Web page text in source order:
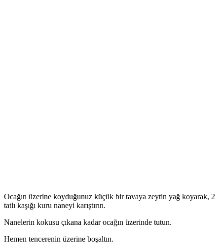
Ocağın üzerine koyduğunuz küçük bir tavaya zeytin yağ koyarak, 2
tatlı kaşığı kuru naneyi karıştırın.
Nanelerin kokusu çıkana kadar ocağın üzerinde tutun.
Hemen tencerenin üzerine boşaltın.